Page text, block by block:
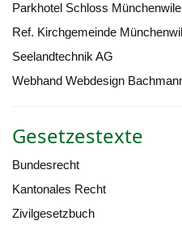
Parkhotel Schloss
Ref. Kirchgemeinde
Seelandtechnik AG
Webhand Webdesign
Gesetzestexte
Bundesrecht
Kantonales Recht
Zivilgesetzbuch